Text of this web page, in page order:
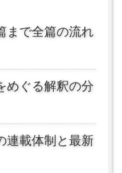
まで全篇の流れ
めぐる解釈の分
連載体制と最新